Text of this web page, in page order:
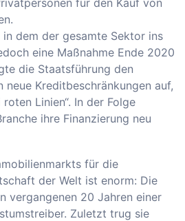
in dem der gesamte Sektor ins
eine Maßnahme Ende 2020
die Staatsführung den
neue Kreditbeschränkungen auf,
Linien“. In der Folge
ihre Finanzierung neu
für die
der Welt ist enorm: Die
vergangenen 20 Jahren einer
Zuletzt trug sie